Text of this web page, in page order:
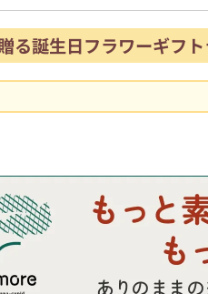
る誕生日フラワーギフ